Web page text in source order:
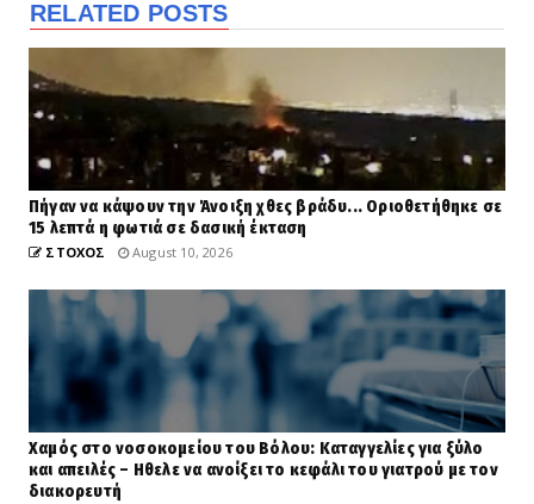
RELATED POSTS
Πήγαν να κάψουν την Άνοιξη χθες βράδυ... Οριοθετήθηκε σε
15 λεπτά η φωτιά σε δασική έκταση
ΣΤΟΧΟΣ August 10, 2026
Χαμός στο νοσοκομείου του Βόλου: Καταγγελίες για ξύλο
και απειλές – Ηθελε να ανοίξει το κεφάλι του γιατρού με τον
διακορευτή